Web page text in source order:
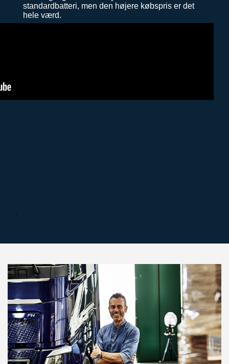
standardbatteri, men den højere købspris er det
hele værd.
.